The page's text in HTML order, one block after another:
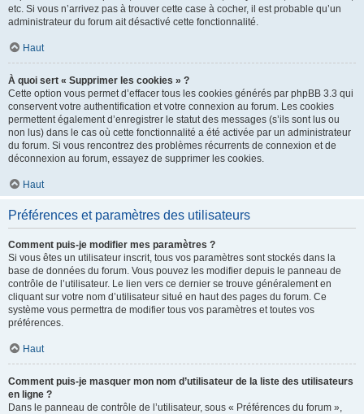
etc. Si vous n’arrivez pas à trouver cette case à cocher, il est probable qu’un
administrateur du forum ait désactivé cette fonctionnalité.
Haut
À quoi sert « Supprimer les cookies » ?
Cette option vous permet d’effacer tous les cookies générés par phpBB 3.3 qui
conservent votre authentification et votre connexion au forum. Les cookies
permettent également d’enregistrer le statut des messages (s’ils sont lus ou
non lus) dans le cas où cette fonctionnalité a été activée par un administrateur
du forum. Si vous rencontrez des problèmes récurrents de connexion et de
déconnexion au forum, essayez de supprimer les cookies.
Haut
Préférences et paramètres des utilisateurs
Comment puis-je modifier mes paramètres ?
Si vous êtes un utilisateur inscrit, tous vos paramètres sont stockés dans la
base de données du forum. Vous pouvez les modifier depuis le panneau de
contrôle de l’utilisateur. Le lien vers ce dernier se trouve généralement en
cliquant sur votre nom d’utilisateur situé en haut des pages du forum. Ce
système vous permettra de modifier tous vos paramètres et toutes vos
préférences.
Haut
Comment puis-je masquer mon nom d’utilisateur de la liste des utilisateurs
en ligne ?
Dans le panneau de contrôle de l’utilisateur, sous « Préférences du forum »,